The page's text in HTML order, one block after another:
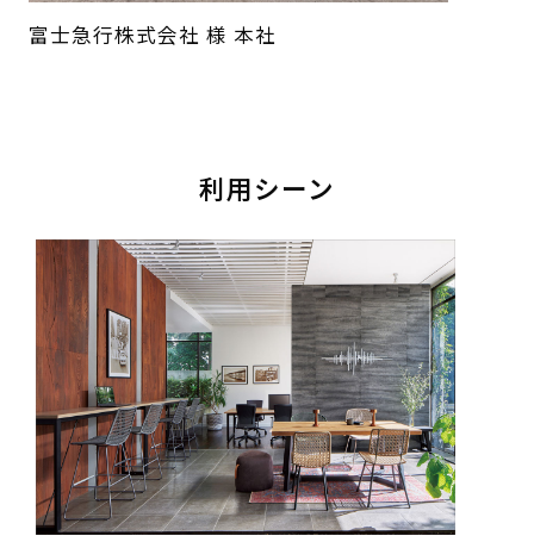
富士急行株式会社 様 本社
利用シーン